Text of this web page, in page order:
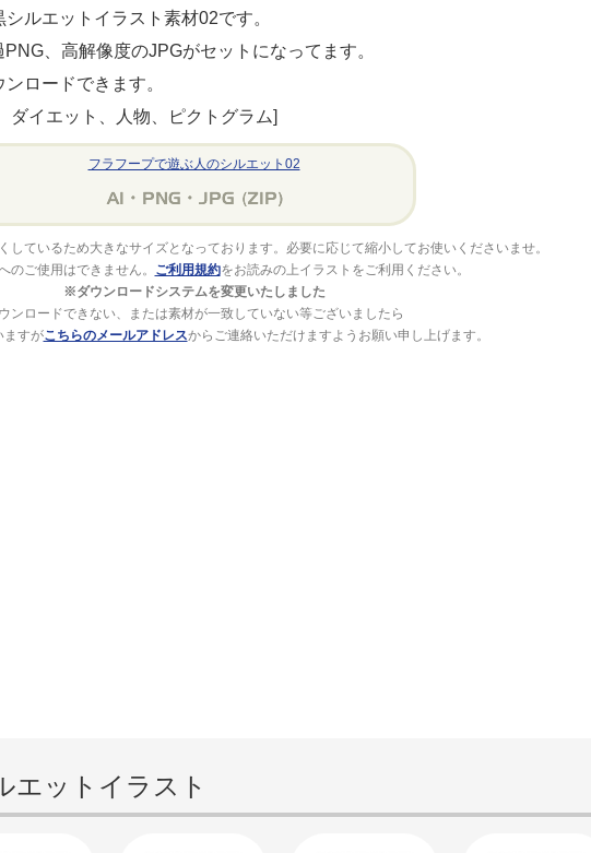
ルエットイラスト素材02です。
、高解像度のJPGがセットになってます。
ロードできます。
ダイエット、人物、ピクトグラム]
フラフープで遊ぶ人のシルエット02
ているため大きなサイズとなっております。必要に応じて縮小してお使いくださいませ。
のご使用はできません。
ご利用規約をお読みの上イラストをご利用ください。
※ダウンロードシステムを変更いたしました
ンロードできない、または素材が一致していない等ございましたら
ますがこちらのメールアドレスからご連絡いただけますようお願い申し上げます。
エットイラスト